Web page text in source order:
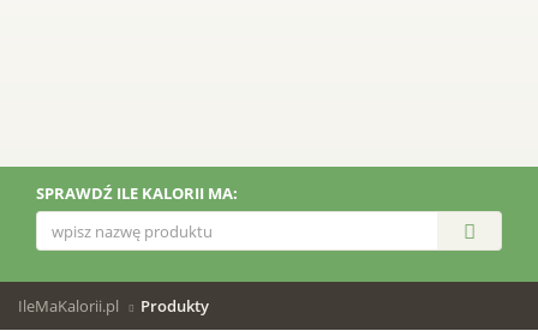
SPRAWDŹ ILE KALORII MA:
IleMaKalorii.pl Produkty